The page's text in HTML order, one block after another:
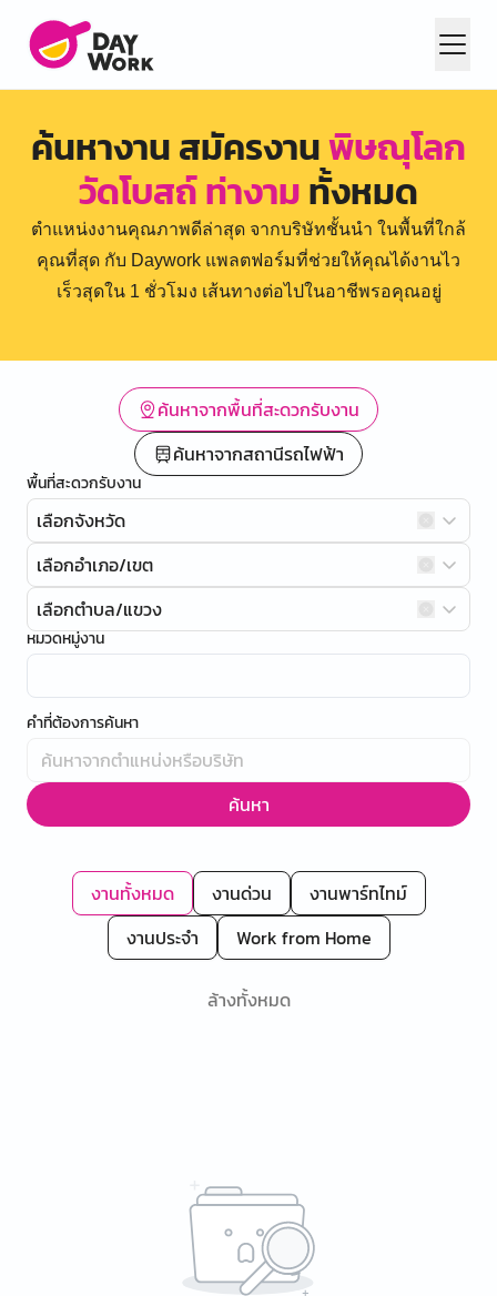
ค้นหางาน สมัครงานพิษณุโลก
วัดโบสถ์ ท่างามทั้งหมด
ตำแหน่งงานคุณภาพดีล่าสุด จากบริษัทชั้นนำ ในพื้นที่ใกล้
คุณที่สุด กับ Daywork แพลตฟอร์มที่ช่วยให้คุณได้งานไว
เร็วสุดใน 1 ชั่วโมง เส้นทางต่อไปในอาชีพรอคุณอยู่
ค้นหาจากพื้นที่สะดวกรับงาน
ค้นหาจากสถานีรถไฟฟ้า
พื้นที่สะดวกรับงาน
เลือกจังหวัด
เลือกอำเภอ/เขต
เลือกตำบล/แขวง
หมวดหมู่งาน
คำที่ต้องการค้นหา
ค้นหา
งานทั้งหมด งานด่วน
งานพาร์ทไทม์
งานประจำ
Work from Home
ล้างทั้งหมด